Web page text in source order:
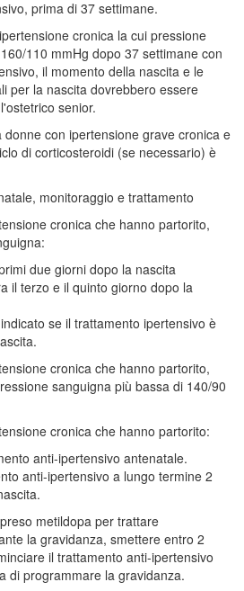
prima di 37 settimane.
cronica la cui pressione
110 mmHg dopo 37 settimane con
il momento della nascita e le
per la nascita dovrebbero essere
senior.
donne con ipertensione grave cronica e
di corticosteroidi (se necessario) è
monitoraggio e trattamento
cronica che hanno partorito,
due giorni dopo la nascita
il terzo e il quinto giorno dopo la
se il trattamento ipertensivo è
cronica che hanno partorito,
sanguigna più bassa di 140/90
cronica che hanno partorito:
anti-ipertensivo antenatale.
anti-ipertensivo a lungo termine 2
metildopa per trattare
la gravidanza, smettere entro 2
il trattamento anti-ipertensivo
di programmare la gravidanza.